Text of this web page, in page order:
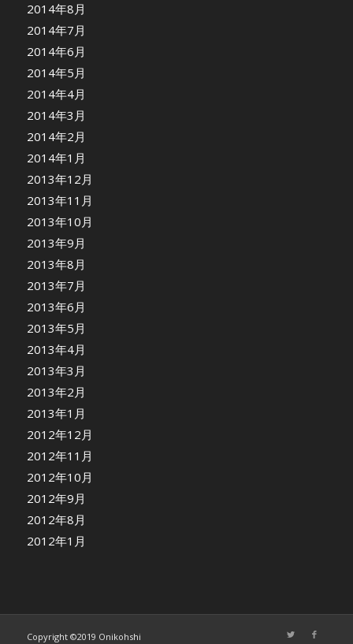
2014年8月
2014年7月
2014年6月
2014年5月
2014年4月
2014年3月
2014年2月
2014年1月
2013年12月
2013年11月
2013年10月
2013年9月
2013年8月
2013年7月
2013年6月
2013年5月
2013年4月
2013年3月
2013年2月
2013年1月
2012年12月
2012年11月
2012年10月
2012年9月
2012年8月
2012年1月
Copyright ©2019 Onikohshi